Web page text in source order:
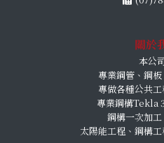
關於
本公
專業鋼管、鋼
專做各種公共
專業鋼構Tekla
鋼構一次加
太陽能工程、鋼構